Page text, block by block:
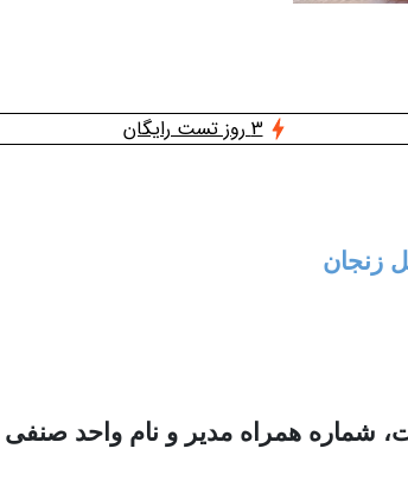
3 روز تست رایگان
زنجان
همراه مدیر و نام واحد